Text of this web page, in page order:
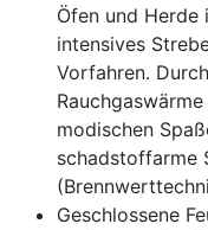
Öfen und
intensives
Vorfahren.
modischen
schadstoffarme
Geschlossene